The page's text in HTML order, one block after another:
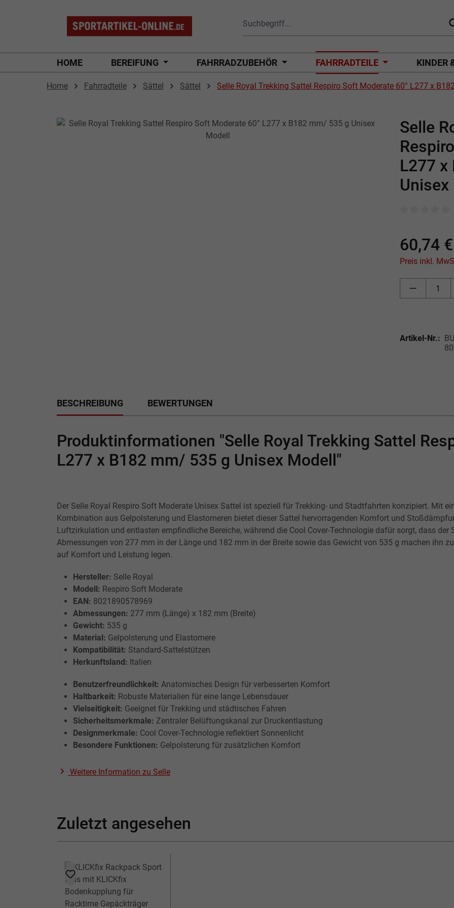
HOME BEREIFUNG FAHRRADZUBEHÖR FAHRRADTEILE KINDER
Home Fahrradteile Sättel Sättel
Selle Royal Trekking Sattel Respiro Soft Moderate 60° L277 x
Selle
L277
60,74 €
Artikel-Nr.:
BESCHREIBUNG BEWERTUNGEN
Produktinformationen "Selle Royal Trekking Sattel
L277 x B182 mm/ 535 g Unisex Modell"
Der Selle Royal Respiro Soft Moderate Unisex Sattel ist speziell für Trekking- und Stadtfahrten konzipiert. Mit
Kombination aus Gelpolsterung und Elastomeren bietet dieser Sattel hervorragenden Komfort und
Luftzirkulation und entlasten empfindliche Bereiche, während die Cool Cover-Technologie dafür sorgt, dass
Abmessungen von 277 mm in der Länge und 182 mm in der Breite sowie das Gewicht von 535 g machen ihn
auf Komfort und Leistung legen.
Hersteller: Selle Royal
Modell: Respiro Soft Moderate
EAN: 8021890578969
Abmessungen: 277 mm (Länge) x 182 mm (Breite)
Gewicht: 535 g
Material: Gelpolsterung und Elastomere
Kompatibilität: Standard-Sattelstützen
Herkunftsland: Italien
Benutzerfreundlichkeit: Anatomisches Design für verbesserten Komfort
Haltbarkeit: Robuste Materialien für eine lange Lebensdauer
Vielseitigkeit: Geeignet für Trekking und städtisches Fahren
Sicherheitsmerkmale: Zentraler Belüftungskanal zur Druckentlastung
Designmerkmale: Cool Cover-Technologie reflektiert Sonnenlicht
Besondere Funktionen: Gelpolsterung für zusätzlichen Komfort
Weitere Information zu Selle
Zuletzt angesehen